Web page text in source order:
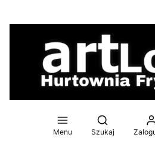
Menu
Otwórz
Szukaj